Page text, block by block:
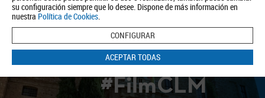
su configuración siempre que lo desee. Dispone de más información en
nuestra Política de Cookies.
CONFIGURAR
ACEPTAR TODAS
BUSCAR
#FilmCLM